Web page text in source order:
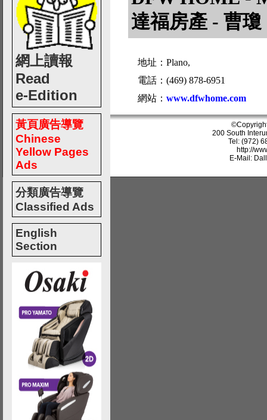
網上讀報
Read
e-Edition
黃頁廣告導覽
Chinese
Yellow Pages
Ads
分類廣告導覽
Classified Ads
English
Section
達福房產 - 曹瓊
地址：Plano,
電話：(469) 878-6951
網站： www.dfwhome.com
200 South
Tel: (972)
http://
E-Mail: